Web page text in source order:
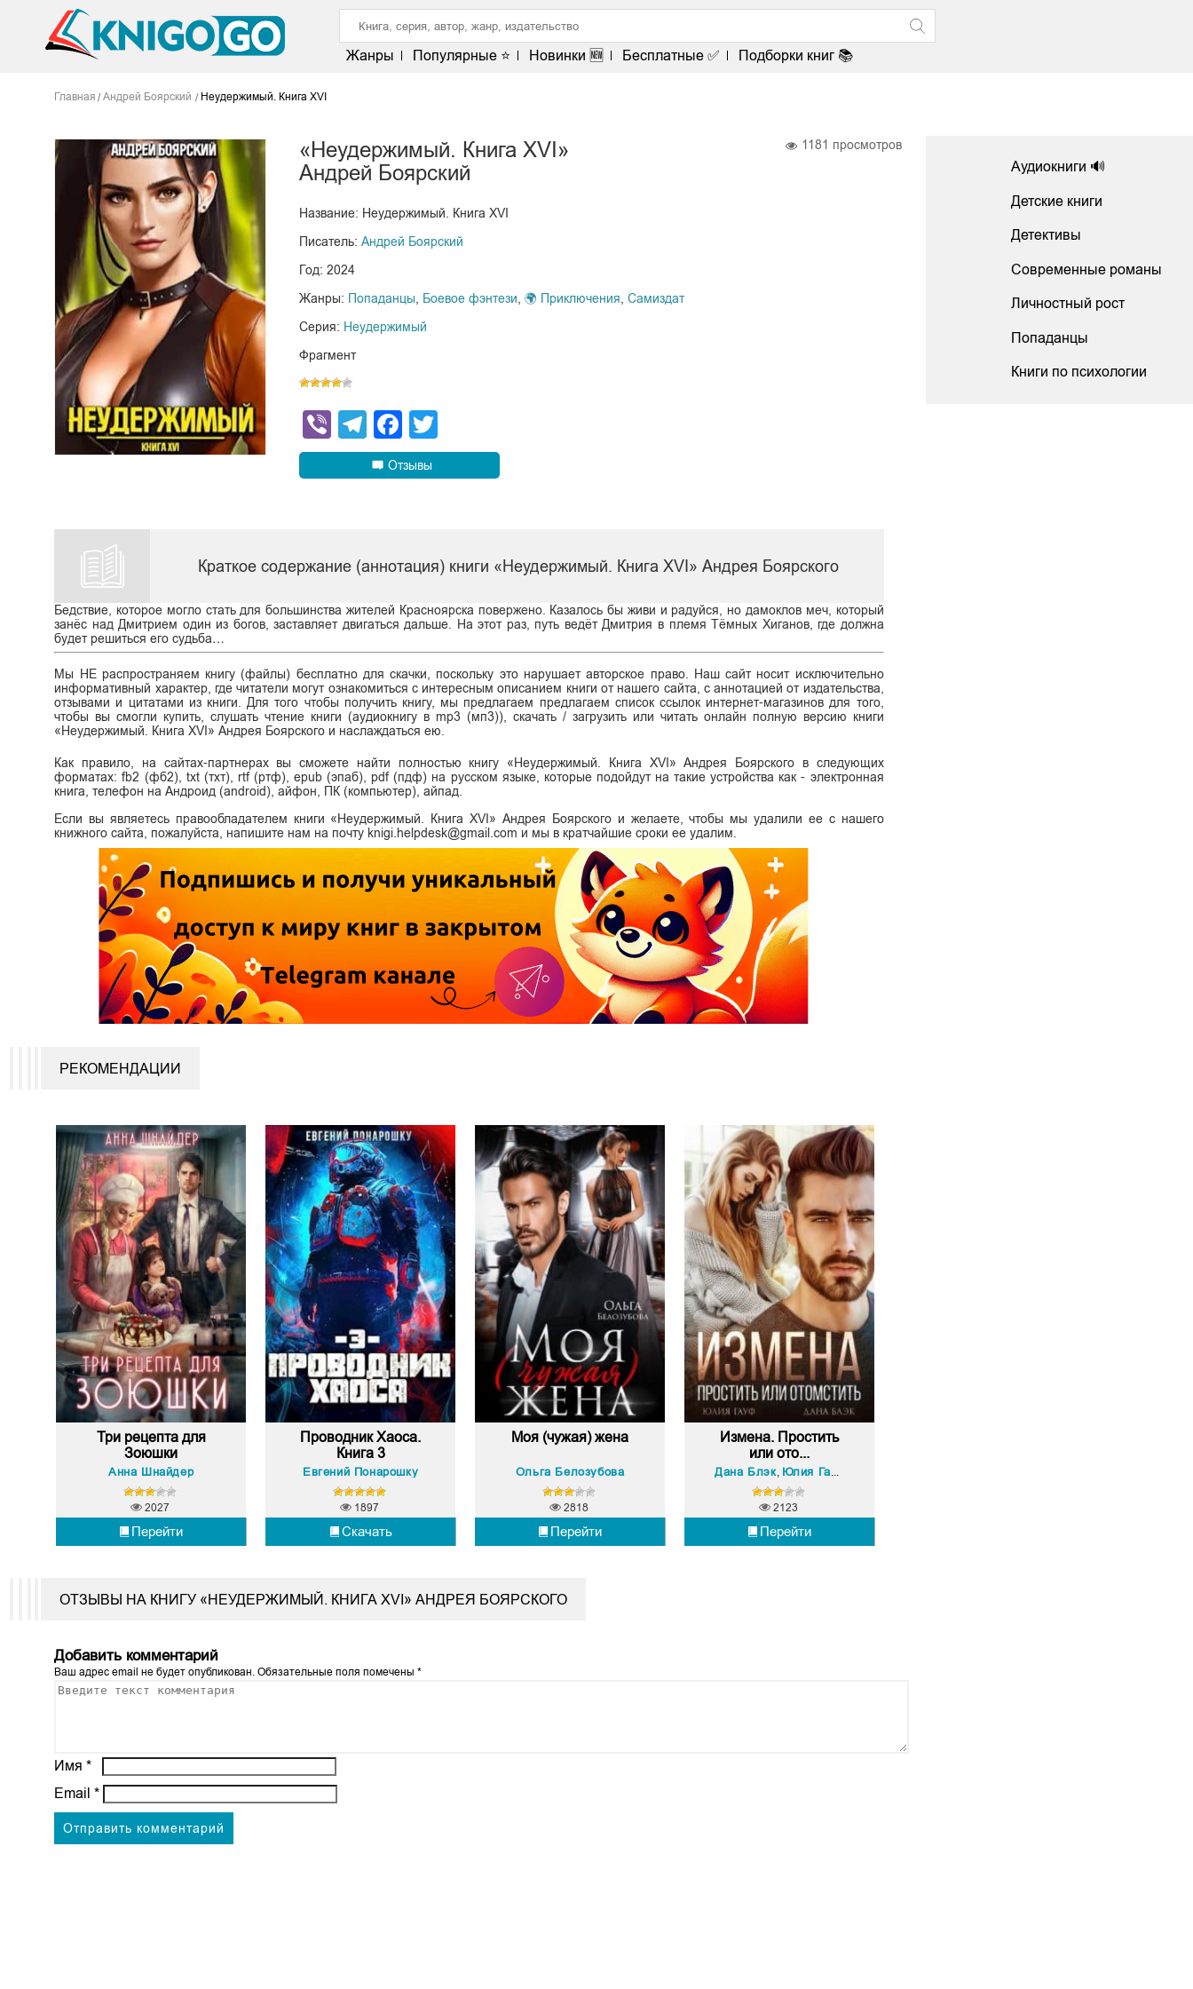
Жанры Популярные ⭐ Новинки 🆕 Бесплатные ✅ Подборки книг 📚
Главная Андрей Боярский Неудержимый. Книга XVI
«Неудержимый. Книга XVI»
Андрей Боярский
Название: Неудержимый. Книга XVI
Писатель: Андрей Боярский
Год: 2024
Жанры: Попаданцы Боевое фэнтези 🌍 Приключения Самиздат
Серия: Неудержимый
Фрагмент
ViberTelegram
Facebook
Отзывы
1181 просмотров
Краткое содержание (аннотация) книги «Неудержимый. Книга XVI» Андрея Боярского
Бедствие, которое могло стать для большинства жителей Красноярска повержено. Казалось бы живи и радуйся, но дамоклов меч, который
занёс над Дмитрием один из богов, заставляет двигаться дальше. На этот раз, путь ведёт Дмитрия в племя Тёмных Хиганов, где должна
будет решиться его судьба…
Мы НЕ распространяем книгу (файлы) бесплатно для скачки, поскольку это нарушает авторское право. Наш сайт носит исключительно
информативный характер, где читатели могут ознакомиться с интересным описанием книги от нашего сайта, с аннотацией от издательства,
отзывами и цитатами из книги. Для того чтобы получить книгу, мы предлагаем предлагаем список ссылок интернет-магазинов для того,
чтобы вы смогли купить, слушать чтение книги (аудиокнигу в mp3 (мп3)), скачать / загрузить или читать онлайн полную версию книги
«Неудержимый. Книга XVI» Андрея Боярского и наслаждаться ею.
Как правило, на сайтах-партнерах вы сможете найти полностью книгу «Неудержимый. Книга XVI» Андрея Боярского в следующих
форматах: fb2 (фб2), txt (тхт), rtf (ртф), epub (эпаб), pdf (пдф) на русском языке, которые подойдут на такие устройства как - электронная
книга, телефон на Андроид (android), айфон, ПК (компьютер), айпад.
Если вы являетесь правообладателем книги «Неудержимый. Книга XVI» Андрея Боярского и желаете, чтобы мы удалили ее с нашего
книжного сайта, пожалуйста, напишите нам на почту knigi.helpdesk@gmail.com и мы в кратчайшие сроки ее удалим.
РЕКОМЕНДАЦИИ
Три рецепта для
Зоюшки
Анна Шнайдер
Перейти
2027
Проводник Хаоса.
Книга 3
Евгений Понарошку
Скачать
1897
Моя (чужая) жена
Ольга Белозубова
Перейти
2818
Измена. Простить
или ото...
Дана Блэк Юлия Гауф
Перейти
2123
ОТЗЫВЫ НА КНИГУ «НЕУДЕРЖИМЫЙ. КНИГА XVI» АНДРЕЯ БОЯРСКОГО
Добавить комментарий
Ваш адрес email не будет опубликован. Обязательные поля помечены*
Имя*
Email*
Аудиокниги 🔊
Детские книги
Детективы
Современные романы
Личностный рост
Попаданцы
Книги по психологии